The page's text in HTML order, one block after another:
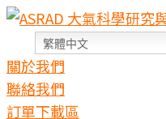
繁體中文
關於我們
聯絡我們
訂單下載區